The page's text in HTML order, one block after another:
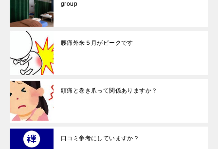
group
腰痛外来５月がピークです
頭痛と巻き爪って関係ありますか？
口コミ参考にしていますか？